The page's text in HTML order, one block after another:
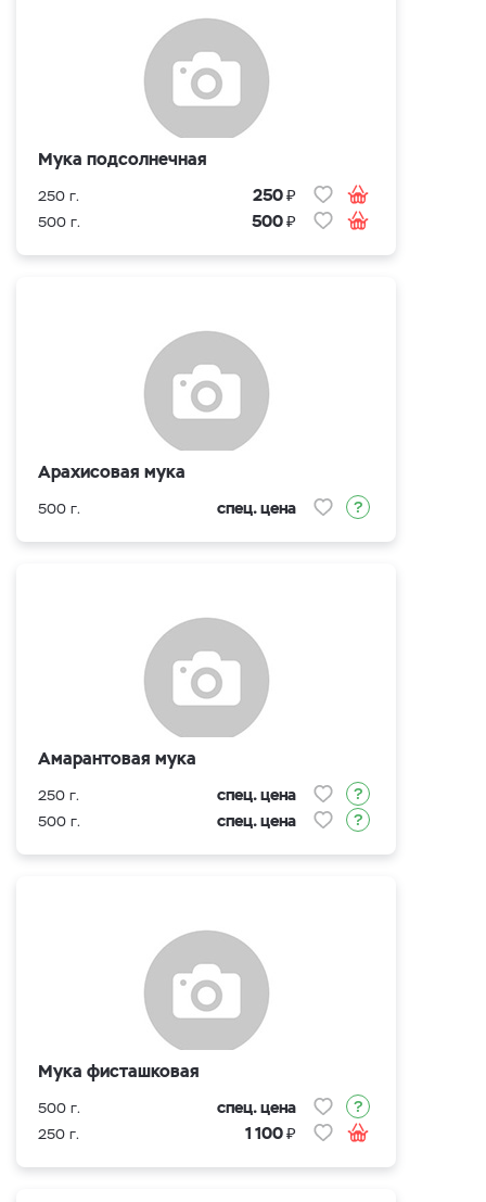
Мука подсолнечная
250 г. 250₽
500 г. 500₽
Арахисовая мука
500 г. спец. цена
Амарантовая мука
250 г. спец. цена
500 г. спец. цена
Мука фисташковая
500 г. спец. цена
250 г. 1 100₽